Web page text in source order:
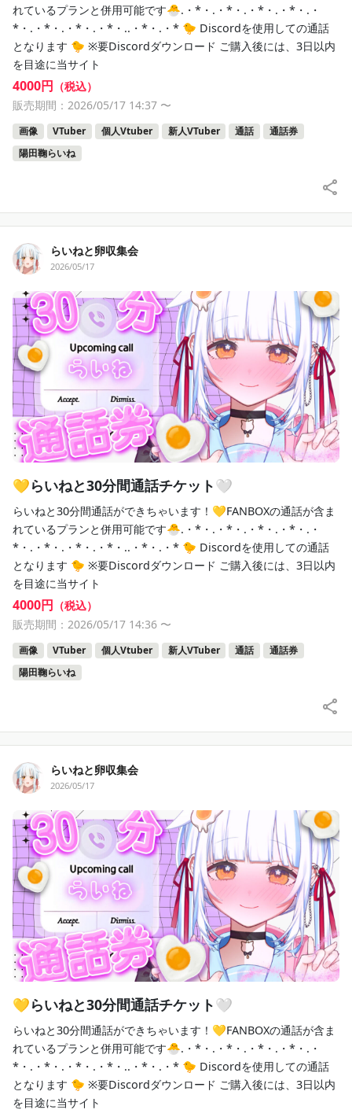
れているプランと併用可能です🐣.・*・.・*・.・*・.・*・.・
*・.・*・.・*・.・*・..・*・.・* 🐤 Discordを使用しての通話
となります 🐤 ※要Discordダウンロード ご購入後には、3日以内
を目途に当サイト
4000円 （税込）
販売期間：2026/05/17 14:37 〜
画像 VTuber 個人Vtuber 新人VTuber 通話
通話券
陽田鞠らいね
らいねと卵収集会
2026/05/17
💛らいねと30分間通話チケット🤍
らいねと30分間通話ができちゃいます！💛FANBOXの通話が含ま
れているプランと併用可能です🐣.・*・.・*・.・*・.・*・.・
*・.・*・.・*・.・*・..・*・.・* 🐤 Discordを使用しての通話
となります 🐤 ※要Discordダウンロード ご購入後には、3日以内
を目途に当サイト
4000円 （税込）
販売期間：2026/05/17 14:36 〜
画像 VTuber 個人Vtuber 新人VTuber 通話
通話券
陽田鞠らいね
らいねと卵収集会
2026/05/17
💛らいねと30分間通話チケット🤍
らいねと30分間通話ができちゃいます！💛FANBOXの通話が含ま
れているプランと併用可能です🐣.・*・.・*・.・*・.・*・.・
*・.・*・.・*・.・*・..・*・.・* 🐤 Discordを使用しての通話
となります 🐤 ※要Discordダウンロード ご購入後には、3日以内
を目途に当サイト